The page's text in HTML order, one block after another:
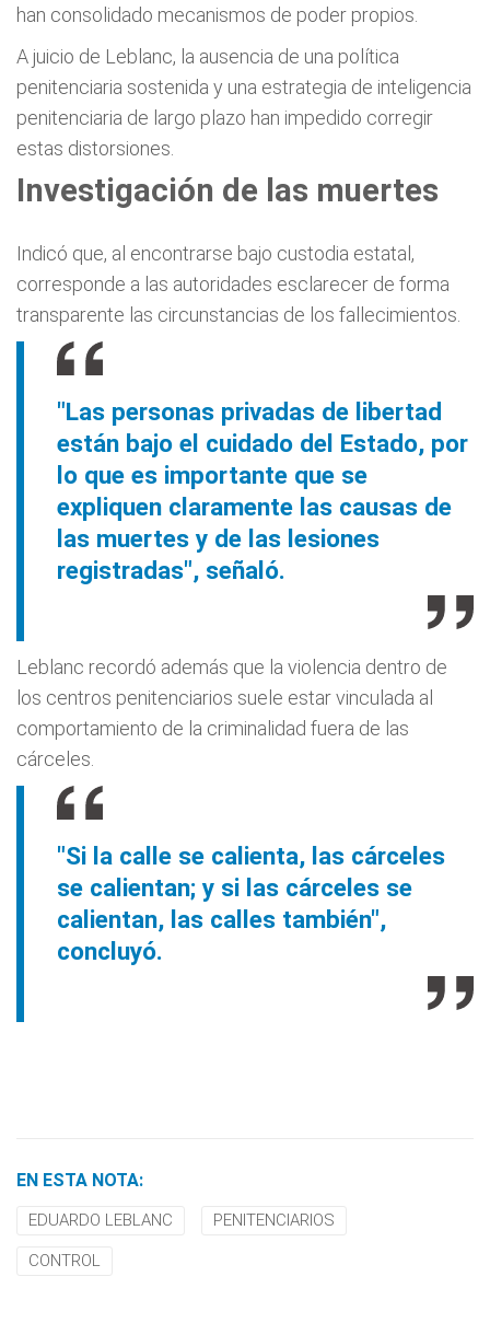
han consolidado mecanismos de poder propios.
A juicio de Leblanc, la ausencia de una política
penitenciaria sostenida y una estrategia de inteligencia
penitenciaria de largo plazo han impedido corregir
estas distorsiones.
Investigación de las muertes
Indicó que, al encontrarse bajo custodia estatal,
corresponde a las autoridades esclarecer de forma
transparente las circunstancias de los fallecimientos.
"Las personas privadas de libertad
están bajo el cuidado del Estado, por
lo que es importante que se
expliquen claramente las causas de
las muertes y de las lesiones
registradas", señaló.
Leblanc recordó además que la violencia dentro de
los centros penitenciarios suele estar vinculada al
comportamiento de la criminalidad fuera de las
cárceles.
"Si la calle se calienta, las cárceles
se calientan; y si las cárceles se
calientan, las calles también",
concluyó.
EN ESTA NOTA:
EDUARDO LEBLANC PENITENCIARIOS
CONTROL